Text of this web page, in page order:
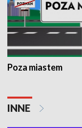
Poza miastem
INNE